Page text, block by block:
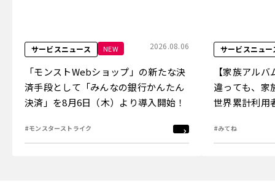
サービスニュース NEW 2026.08.06
「モンストWebショップ」の新たな決
済手段として「みんなの銀行かんたん
決済」を8月6日（木）より導入開始！
#モンスターストライク
サービスニュー
【家族アル
違っても、家
世界累計利用
を8月3日（月
#みてね